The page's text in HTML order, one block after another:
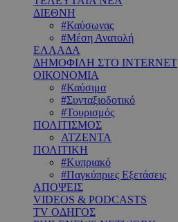
ΔΙΕΘΝΗ
#Καύσωνας
#Μέση Ανατολή
ΕΛΛΑΔΑ
ΔΗΜΟΦΙΛΗ ΣΤΟ INTERNET
ΟΙΚΟΝΟΜΙΑ
#Καύσιμα
#Συνταξιοδοτικό
#Τουρισμός
ΠΟΛΙΤΙΣΜΟΣ
ΑΤΖΕΝΤΑ
ΠΟΛΙΤΙΚΗ
#Κυπριακό
#Παγκύπριες Εξετάσεις
ΑΠΟΨΕΙΣ
VIDEOS & PODCASTS
TV ΟΔΗΓΟΣ